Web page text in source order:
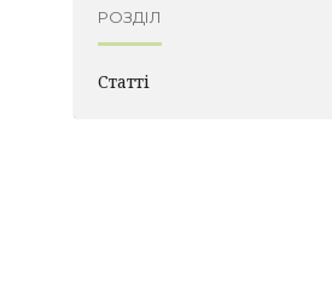
РОЗДІЛ
Статті